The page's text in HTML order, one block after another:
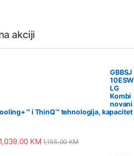
akciji
GBBSJ
10ESW
LG
Kombi
novani
i ThinQ™ tehnologija, kapacitet
1,039.00 KM 1,155.00KM